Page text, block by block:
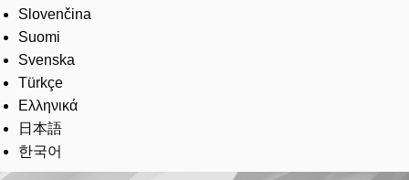
Slovenčina
Suomi
Svenska
Türkçe
Ελληνικά
日本語
한국어